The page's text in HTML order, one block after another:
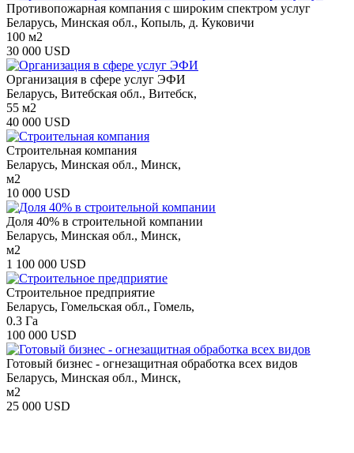
Противопожарная компания с широким спектром услуг
Беларусь, Минская обл., Копыль, д. Куковичи
100 м2
30 000 USD
Организация в сфере услуг ЭФИ
Беларусь, Витебская обл., Витебск,
55 м2
40 000 USD
Строительная компания
Беларусь, Минская обл., Минск,
м2
10 000 USD
Доля 40% в строительной компании
Беларусь, Минская обл., Минск,
м2
1 100 000 USD
Строительное предприятие
Беларусь, Гомельская обл., Гомель,
0.3 Га
100 000 USD
Готовый бизнес - огнезащитная обработка всех видов
Беларусь, Минская обл., Минск,
м2
25 000 USD